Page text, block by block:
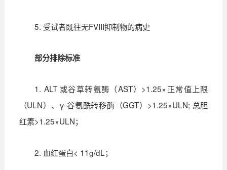
5. 受试者既往无FVIII抑制物的病史
部分排除标准
1. ALT 或谷草转氨酶（AST）>1.25×正常值上限
（ULN）、γ-谷氨酰转移酶（GGT）>1.25×ULN; 总胆
红素>1.25×ULN；
2. 血红蛋白< 11g/dL；